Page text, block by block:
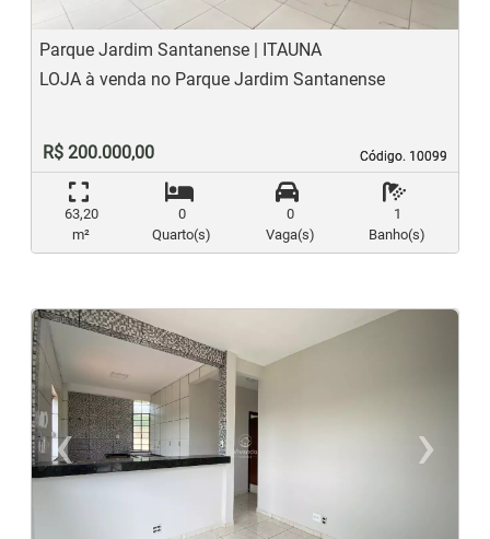
Parque Jardim Santanense | ITAUNA
Código. 10099
Código. 10099
LOJA à venda no Parque Jardim Santanense
R$ 200.000,00
63,20
m²
0
Quarto(s)
0
Vaga(s)
1
Banho(s)
‹
Previous
›